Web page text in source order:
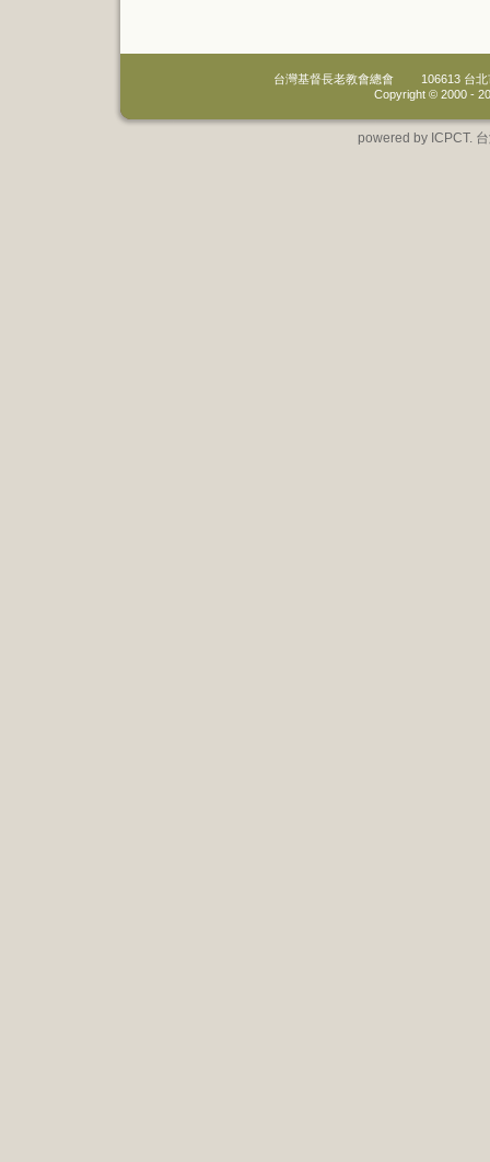
台灣基督長老教會總會
106613 台
Copyright © 2000 -
powered by ICPCT.